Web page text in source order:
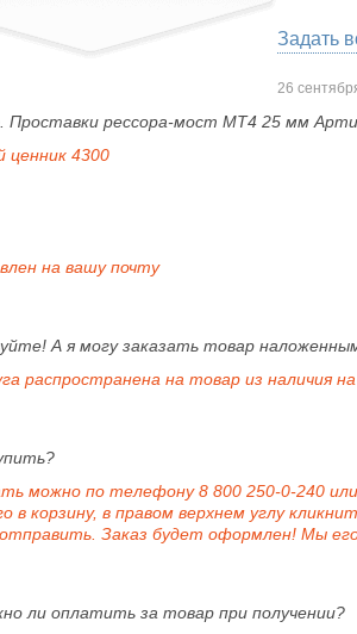
Задать
26
Проставки рессора-мост MT4 25 мм
ценник 4300
на вашу почту
А я могу заказать товар
распространена на товар из наличия
можно по телефону 8 800 250-0-240
в корзину, в правом верхнем углу
Заказ будет оформлен! Мы
ли оплатить за товар при получении?